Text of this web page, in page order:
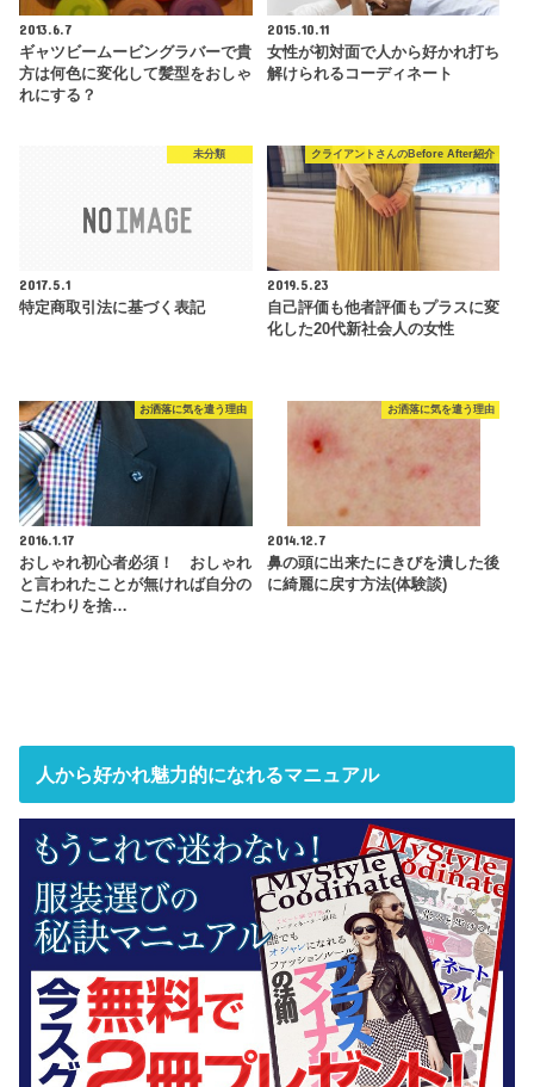
2013.6.7
ギャツビームービングラバーで貴
方は何色に変化して髪型をおしゃ
れにする？
2015.10.11
女性が初対面で人から好かれ打ち
解けられるコーディネート
未分類
2017.5.1
特定商取引法に基づく表記
クライアントさんのBefore After紹介
2019.5.23
自己評価も他者評価もプラスに変
化した20代新社会人の女性
お洒落に気を遣う理由
2016.1.17
おしゃれ初心者必須！ おしゃれ
と言われたことが無ければ自分の
こだわりを捨…
お洒落に気を遣う理由
2014.12.7
鼻の頭に出来たにきびを潰した後
に綺麗に戻す方法(体験談)
人から好かれ魅力的になれるマニュアル